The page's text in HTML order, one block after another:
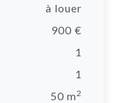
à louer
900 €
1
1
50 m2